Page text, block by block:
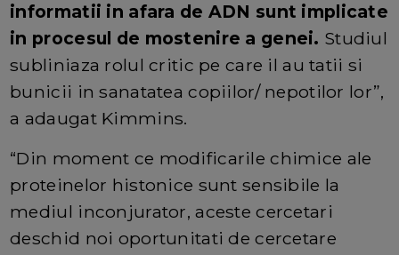
informatii in afara de ADN sunt implicate
in procesul de mostenire a genei. Studiul
subliniaza rolul critic pe care il au tatii si
bunicii in sanatatea copiilor/ nepotilor lor”,
a adaugat Kimmins.
“Din moment ce modificarile chimice ale
proteinelor histonice sunt sensibile la
mediul inconjurator, aceste cercetari
deschid noi oportunitati de cercetare